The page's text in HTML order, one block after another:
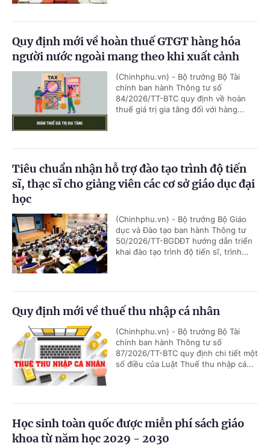
Quy định mới về hoàn thuế GTGT hàng hóa
người nước ngoài mang theo khi xuất cảnh
(Chinhphu.vn) - Bộ trưởng Bộ Tài
chính ban hành Thông tư số
84/2026/TT-BTC quy định về hoàn
thuế giá trị gia tăng đối với hàng...
Tiêu chuẩn nhận hỗ trợ đào tạo trình độ tiến
sĩ, thạc sĩ cho giảng viên các cơ sở giáo dục đại
học
(Chinhphu.vn) - Bộ trưởng Bộ Giáo
dục và Đào tạo ban hành Thông tư
50/2026/TT-BGDĐT hướng dẫn triển
khai đào tạo trình độ tiến sĩ, trình...
Quy định mới về thuế thu nhập cá nhân
(Chinhphu.vn) - Bộ trưởng Bộ Tài
chính ban hành Thông tư số
87/2026/TT-BTC quy định chi tiết một
số điều của Luật Thuế thu nhập cá...
Học sinh toàn quốc được miễn phí sách giáo
khoa từ năm học 2029 - 2030